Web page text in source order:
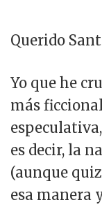
Querido
Yo que he
más
es decir, la
(aunque
esa manera